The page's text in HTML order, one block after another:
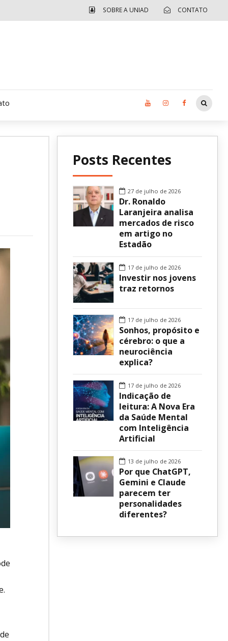
SOBRE A UNIAD CONTATO
Independência Jovem – FOLIA
Revista UNIAD
Posts Recentes
27 de julho de 2026
Dr. Ronaldo
Laranjeira analisa
mercados de risco
em artigo no
Estadão
17 de julho de 2026
Investir nos jovens
traz retornos
17 de julho de 2026
Sonhos, propósito e
cérebro: o que a
neurociência
explica?
17 de julho de 2026
Indicação de
leitura: A Nova Era
da Saúde Mental
com Inteligência
Artificial
13 de julho de 2026
Por que ChatGPT,
Gemini e Claude
parecem ter
personalidades
diferentes?